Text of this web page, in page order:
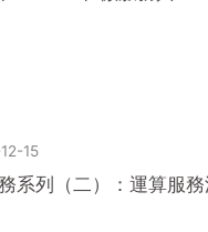
15
系列（二）：運算服